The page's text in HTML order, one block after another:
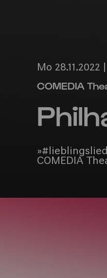
Mo 28.11.2022
COMEDIA
COMEDIA